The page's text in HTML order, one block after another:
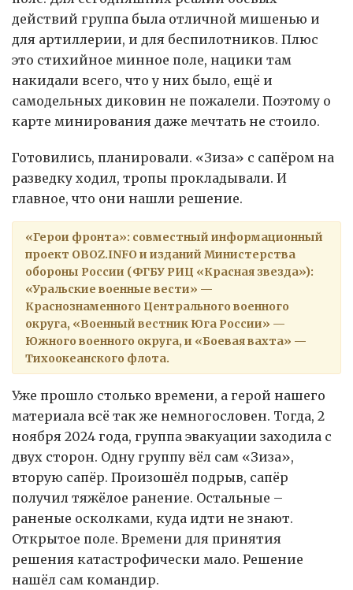
действий группа была отличной мишенью и
для артиллерии, и для беспилотников. Плюс
это стихийное минное поле, нацики там
накидали всего, что у них было, ещё и
самодельных диковин не пожалели. Поэтому о
карте минирования даже мечтать не стоило.
Готовились, планировали. «Зиза» с сапёром на
разведку ходил, тропы прокладывали. И
главное, что они нашли решение.
«Герои фронта»: совместный информационный
проект OBOZ.INFO и изданий Министерства
обороны России (ФГБУ РИЦ «Красная звезда»):
«Уральские военные вести» —
Краснознаменного Центрального военного
округа, «Военный вестник Юга России» —
Южного военного округа, и «Боевая вахта» —
Тихоокеанского флота.
Уже прошло столько времени, а герой нашего
материала всё так же немногословен. Тогда, 2
ноября 2024 года, группа эвакуации заходила с
двух сторон. Одну группу вёл сам «Зиза»,
вторую сапёр. Произошёл подрыв, сапёр
получил тяжёлое ранение. Остальные –
раненые осколками, куда идти не знают.
Открытое поле. Времени для принятия
решения катастрофически мало. Решение
нашёл сам командир.